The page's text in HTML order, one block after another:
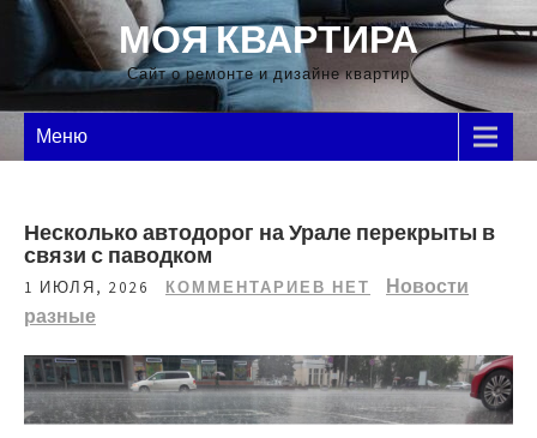
Перейти
содержимому
МОЯ КВАРТИРА
Сайт о ремонте и дизайне квартир
Меню
Несколько автодорог на Урале перекрыты в
связи с паводком
1 ИЮЛЯ, 2026 КОММЕНТАРИЕВ НЕТ
Новости
разные